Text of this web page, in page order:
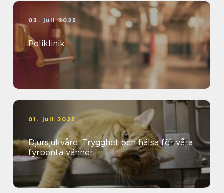
03. juli 2025
Poliklinik
01. juli 2025
Djursjukvård: Trygghet och hälsa för våra
fyrbenta vänner